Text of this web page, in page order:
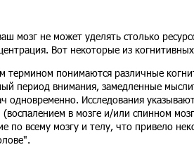
мозг не может уделять столько
Вот некоторые из
термином понимаются различные
период внимания, замедленные
одновременно. Исследования
в мозге и/или спинном
по всему мозгу и телу, что привело